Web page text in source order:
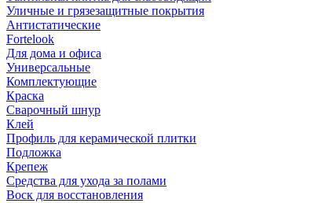
Уличные и грязезащитные покрытия
Антистатические
Fortelook
Для дома и офиса
Универсальные
Комплектующие
Краска
Сварочный шнур
Клей
Профиль для керамической плитки
Подложка
Крепеж
Средства для ухода за полами
Воск для восстановления